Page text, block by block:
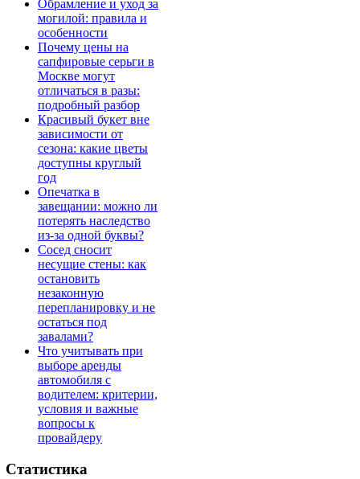
Обрамление и уход за
могилой: правила и
особенности
Почему цены на
сапфировые серьги в
Москве могут
отличаться в разы:
подробный разбор
Красивый букет вне
зависимости от
сезона: какие цветы
доступны круглый
год
Опечатка в
завещании: можно ли
потерять наследство
из-за одной буквы?
Сосед сносит
несущие стены: как
остановить
незаконную
перепланировку и не
остаться под
завалами?
Что учитывать при
выборе аренды
автомобиля с
водителем: критерии,
условия и важные
вопросы к
провайдеру
Статистика